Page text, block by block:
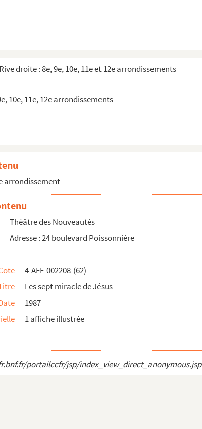
droite : 8e, 9e, 10e, 11e et 12e arrondissements
10e, 11e, 12e arrondissements
arrondissement
Théâtre des Nouveautés
Adresse : 24 boulevard Poissonnière
4-AFF-002208-(62)
Les sept miracle de Jésus
1987
1 affiche illustrée
portailccfr/jsp/